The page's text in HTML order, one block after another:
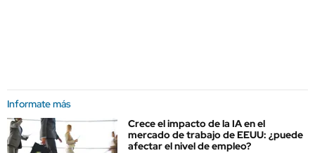
Informate más
Crece el impacto de la IA en el
mercado de trabajo de EEUU: ¿puede
afectar el nivel de empleo?